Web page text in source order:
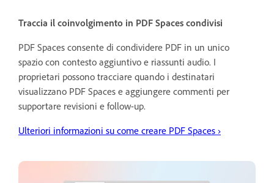
Traccia il coinvolgimento in PDF Spaces condivisi
PDF Spaces consente di condividere PDF in un unico
spazio con contesto aggiuntivo e riassunti audio. I
proprietari possono tracciare quando i destinatari
visualizzano PDF Spaces e aggiungere commenti per
supportare revisioni e follow-up.
Ulteriori informazioni su come creare PDF Spaces ›